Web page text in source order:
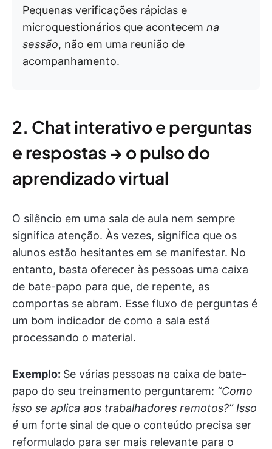
Pequenas verificações rápidas e
microquestionários que acontecem na
sessão, não em uma reunião de
acompanhamento.
2. Chat interativo e perguntas
e respostas → o pulso do
aprendizado virtual
O silêncio em uma sala de aula nem sempre
significa atenção. Às vezes, significa que os
alunos estão hesitantes em se manifestar. No
entanto, basta oferecer às pessoas uma caixa
de bate-papo para que, de repente, as
comportas se abram. Esse fluxo de perguntas é
um bom indicador de como a sala está
processando o material.
Exemplo: Se várias pessoas na caixa de bate-
papo do seu treinamento perguntarem: “Como
isso se aplica aos trabalhadores remotos?” Isso
é um forte sinal de que o conteúdo precisa ser
reformulado para ser mais relevante para o